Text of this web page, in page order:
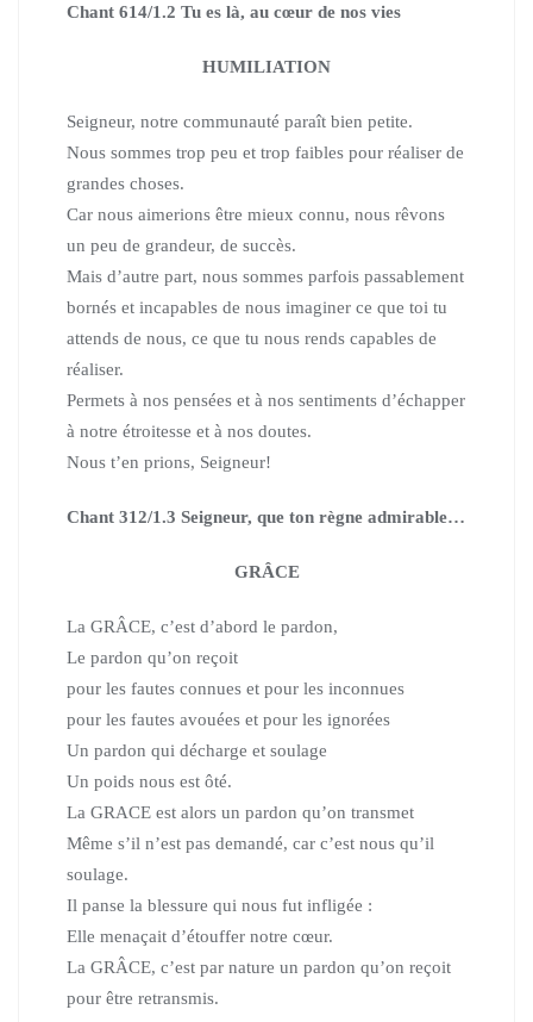
Chant 614/1.2 Tu es là, au cœur de nos vies
HUMILIATION
Seigneur, notre communauté paraît bien petite.
Nous sommes trop peu et trop faibles pour réaliser de
grandes choses.
Car nous aimerions être mieux connu, nous rêvons
un peu de grandeur, de succès.
Mais d’autre part, nous sommes parfois passablement
bornés et incapables de nous imaginer ce que toi tu
attends de nous, ce que tu nous rends capables de
réaliser.
Permets à nos pensées et à nos sentiments d’échapper
à notre étroitesse et à nos doutes.
Nous t’en prions, Seigneur!
Chant 312/1.3 Seigneur, que ton règne admirable…
GRÂCE
La GRÂCE, c’est d’abord le pardon,
Le pardon qu’on reçoit
pour les fautes connues et pour les inconnues
pour les fautes avouées et pour les ignorées
Un pardon qui décharge et soulage
Un poids nous est ôté.
La GRACE est alors un pardon qu’on transmet
Même s’il n’est pas demandé, car c’est nous qu’il
soulage.
Il panse la blessure qui nous fut infligée :
Elle menaçait d’étouffer notre cœur.
La GRÂCE, c’est par nature un pardon qu’on reçoit
pour être retransmis.